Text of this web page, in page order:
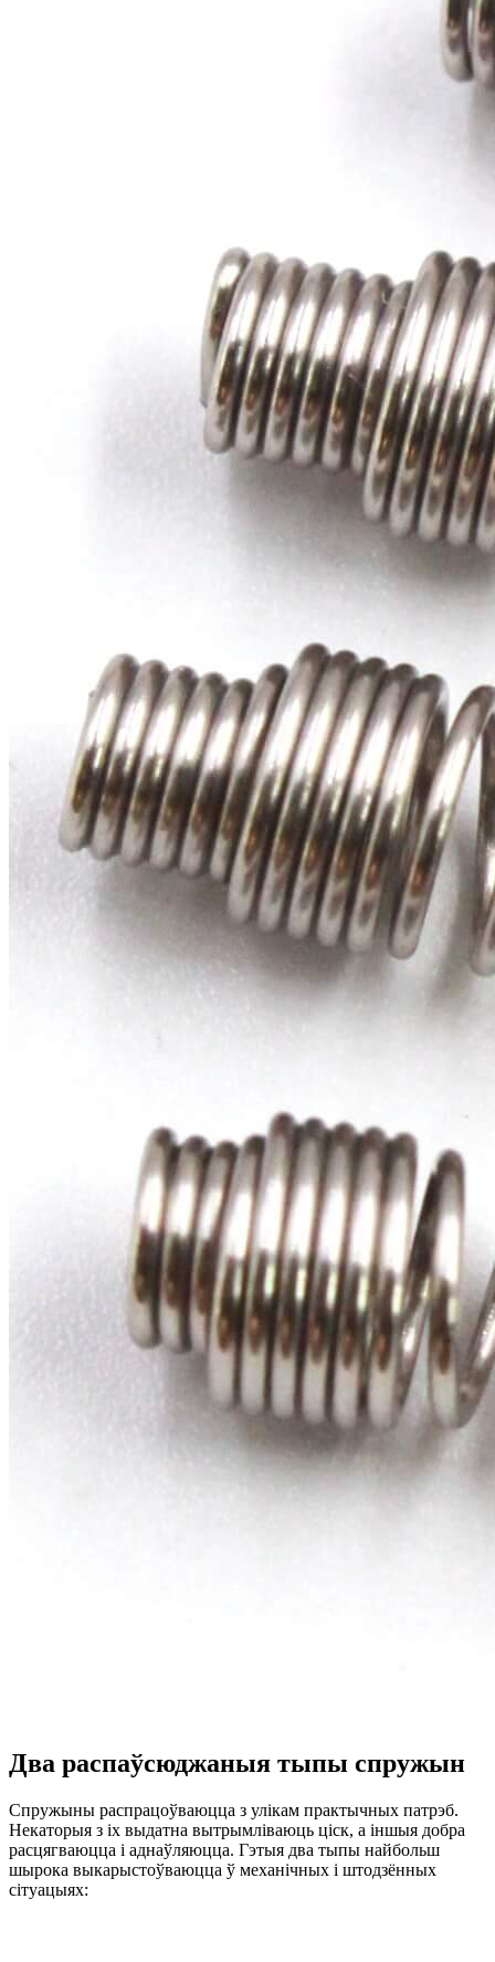
Два распаўсюджаныя тыпы спружын
Спружыны распрацоўваюцца з улікам практычных патрэб.
Некаторыя з іх выдатна вытрымліваюць ціск, а іншыя добра
расцягваюцца і аднаўляюцца. Гэтыя два тыпы найбольш
шырока выкарыстоўваюцца ў механічных і штодзённых
сітуацыях: